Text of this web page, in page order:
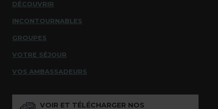
DÉCOUVRIR
INCONTOURNABLES
GROUPES
VOTRE SÉJOUR
VOS AMBASSADEURS
VOIR ET TÉLÉCHARGER NOS